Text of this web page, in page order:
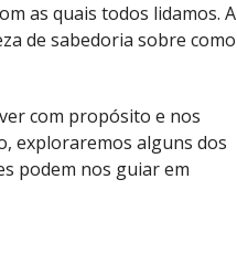
as quais todos lidamos. A
de sabedoria sobre como
com propósito e nos
exploraremos alguns dos
podem nos guiar em